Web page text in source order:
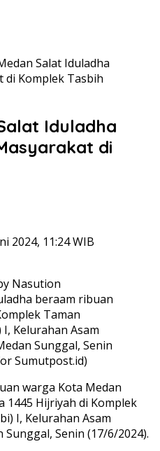
Salat Iduladha
di Komplek Tasbih
Iduladha
di
2024, 11:24 WIB
Nasution
beraam ribuan
Taman
Kelurahan Asam
Sunggal, Senin
Sumutpost.id)
warga Kota Medan
1445 Hijriyah di Komplek
I, Kelurahan Asam
Senin (17/6/2024).